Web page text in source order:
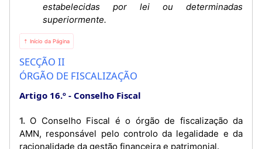
estabelecidas por lei ou determinadas
superiormente.
⇡ Início da Página
SECÇÃO II
ÓRGÃO DE FISCALIZAÇÃO
Artigo 16.º Conselho Fiscal
1. O Conselho Fiscal é o órgão de fiscalização da
AMN, responsável pelo controlo da legalidade e da
racionalidade da gestão financeira e patrimonial.